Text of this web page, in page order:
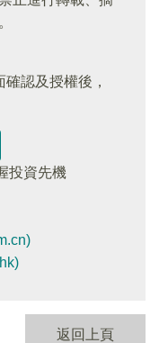
確認及授權後，
投資先機
返回上頁